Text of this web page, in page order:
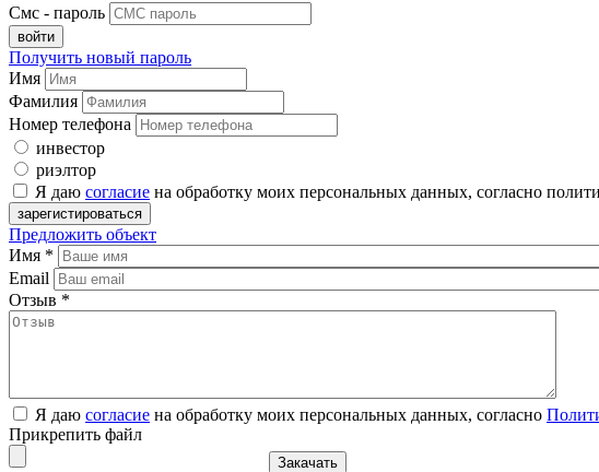
Смс - пароль
Получить новый пароль
Имя
Фамилия
Номер телефона
инвестор
риэлтор
Я даю согласие на обработку моих персональных данных, согласно
Предложить объект
Имя *
Email
Отзыв *
Я даю согласие на обработку моих персональных данных, согласно
Прикрепить файл